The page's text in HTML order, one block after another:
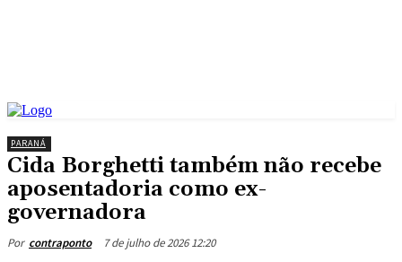
PARANÁ
Cida Borghetti também não recebe
aposentadoria como ex-
governadora
Por contraponto 7 de julho de 2026 12:20